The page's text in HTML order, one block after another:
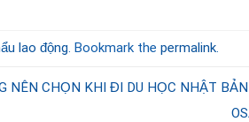
lao động. Bookmark the permalink.
NÊN CHỌN KHI ĐI DU HỌC NHẬT